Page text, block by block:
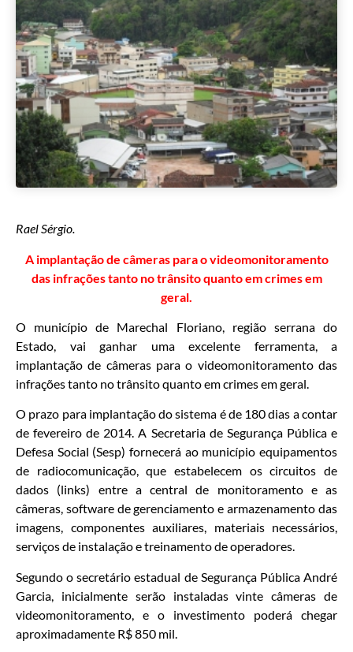
Rael Sérgio.
A implantação de câmeras para o videomonitoramento
das infrações tanto no trânsito quanto em crimes em
geral.
O município de Marechal Floriano, região serrana do
Estado, vai ganhar uma excelente ferramenta, a
implantação de câmeras para o videomonitoramento das
infrações tanto no trânsito quanto em crimes em geral.
O prazo para implantação do sistema é de 180 dias a contar
de fevereiro de 2014. A Secretaria de Segurança Pública e
Defesa Social (Sesp) fornecerá ao município equipamentos
de radiocomunicação, que estabelecem os circuitos de
dados (links) entre a central de monitoramento e as
câmeras, software de gerenciamento e armazenamento das
imagens, componentes auxiliares, materiais necessários,
serviços de instalação e treinamento de operadores.
Segundo o secretário estadual de Segurança Pública André
Garcia, inicialmente serão instaladas vinte câmeras de
videomonitoramento, e o investimento poderá chegar
aproximadamente R$ 850 mil.